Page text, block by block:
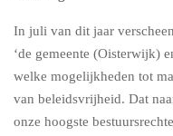
In juli van dit jaar
‘de gemeente (Oisterwijk)
welke mogelijkheden tot
van beleidsvrijheid. Dat
onze hoogste